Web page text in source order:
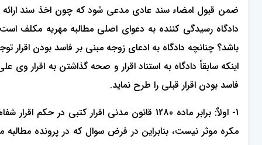
ضمن قبول امضاء سند عادی مدعی شود که چون اخذ سند ارائه
دادگاه رسیدگی کننده به دعوای اصلی مطالبه مهریه مکلف
باشد؟ چنانچه دادگاه به ادعای زوجه مبنی بر فاسد بودن اقرار
اینکه سابقاً دادگاه به استناد اقرار و صحه گذاشتن به اقرار
فاسد بودن اقرار قبلی را طرح نماید.
مکره موثر نیست، بنابراین در فرض سوال که در پرونده